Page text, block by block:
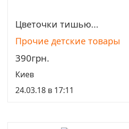
Просмотреть
Цветочки тишью...
Прочие детские товары
390грн.
Киев
24.03.18 в 17:11